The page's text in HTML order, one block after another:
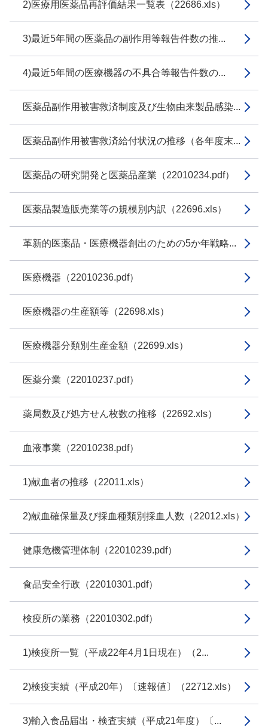
2)医療用医薬品再評価結果一覧表（22686.xls）
3)最近5年間の医薬品の副作用等報告件数の推...
4)最近5年間の医療機器の不具合等報告件数の...
医薬品副作用被害救済制度及び生物由来製品感染...
医薬品副作用被害救済給付状況の推移（各年度末...
医薬品の研究開発と医薬品産業（22010234.pdf）
医薬品製造販売業等の規模別内訳（22696.xls）
革新的医薬品・医療機器創出のための5か年戦略...
医療機器（22010236.pdf）
医療機器の生産額等（22698.xls）
医療機器分類別生産金額（22699.xls）
医薬分業（22010237.pdf）
薬局数及び処方せん枚数の推移（22692.xls）
血液事業（22010238.pdf）
1)献血者の推移（22011.xls）
2)献血確保量及び採血種類別採血人数（22012.xls）
健康危機管理体制（22010239.pdf）
食品安全行政（22010301.pdf）
検疫所の業務（22010302.pdf）
1)検疫所一覧（平成22年4月1日現在）（2...
2)検疫実績（平成20年）〔速報値〕（22712.xls）
3)輸入食品届出・検査実績（平成21年度）〔...